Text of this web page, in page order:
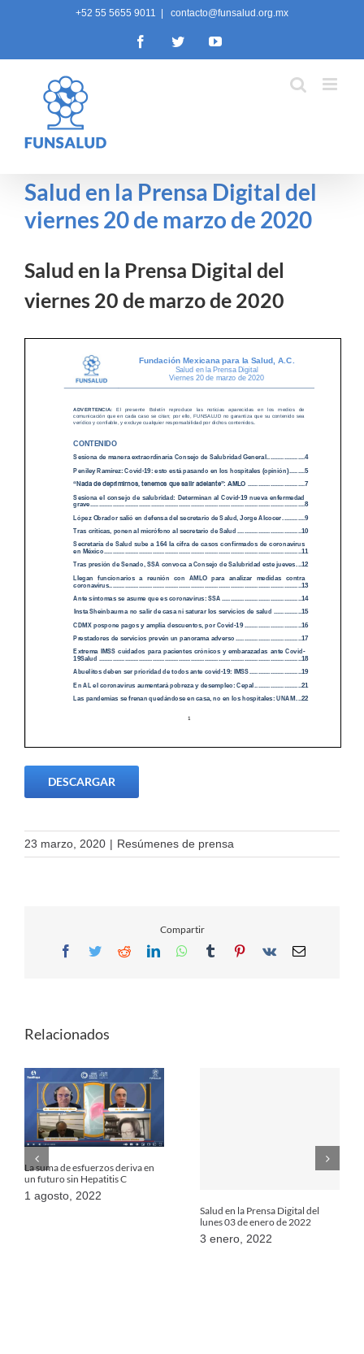
+52 55 5655 9011 contacto@funsalud.org.mx
FacebookTwitterYouTube
Salud en la Prensa Digital del
viernes 20 de marzo de 2020
Salud en la Prensa Digital del
viernes 20 de marzo de 2020
DESCARGAR
23 marzo, 2020 | Resúmenes de prensa
Compartir
Facebook
TwitterRedditLinkedInWhatsApp
TumblrPinterest
Vk Email
Relacionados
La suma de esfuerzos deriva en
un futuro sin Hepatitis C
1 agosto, 2022
Salud en la Prensa Digital del
lunes 03 de enero de 2022
3 enero, 2022